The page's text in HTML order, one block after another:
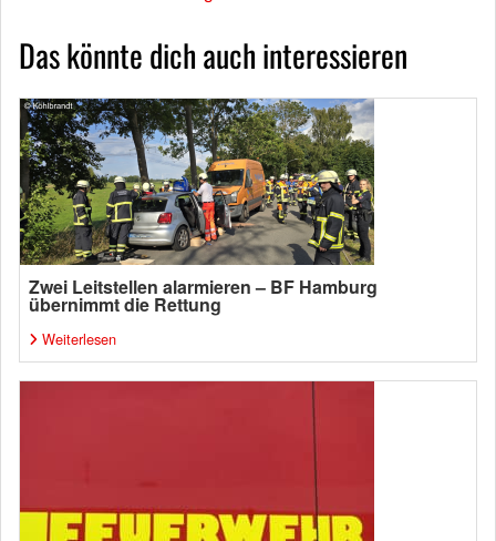
Das könnte dich auch interessieren
Zwei Leitstellen alarmieren – BF Hamburg
übernimmt die Rettung
Weiterlesen